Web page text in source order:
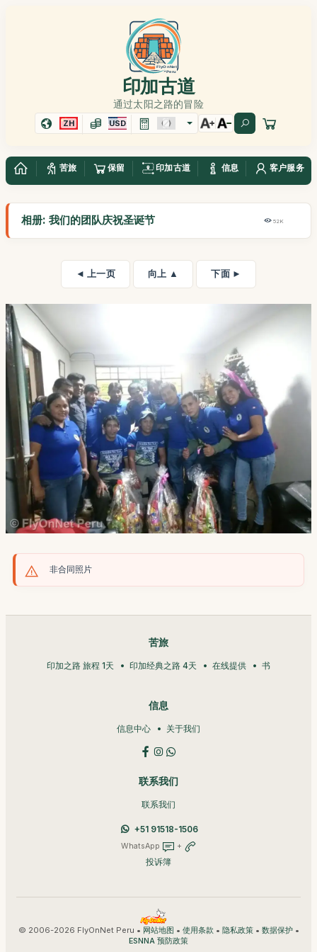
印加古道
通过太阳之路的冒险
ZH USD
苦旅 保留 印加古道 信息 客户服务
相册: 我们的团队庆祝圣诞节 52K
◄ 上一页 向上 ▲ 下面 ►
非合同照片
苦旅
印加之路 旅程 1天 印加经典之路 4天 在线提供 书
信息
信息中心 关于我们
联系我们
联系我们
+51 91518-1506
WhatsApp +
投诉簿
© 2006-2026 FlyOnNet Peru • 网站地图 • 使用条款 • 隐私政策• 数据保护•
ESNNA 预防政策